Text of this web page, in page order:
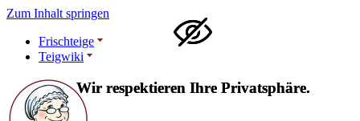
Zum Inhalt springen
Frischteige
Teigwiki
Wir respektieren Ihre Privatsphäre.
Wir respektieren Ihre Privatsphäre.